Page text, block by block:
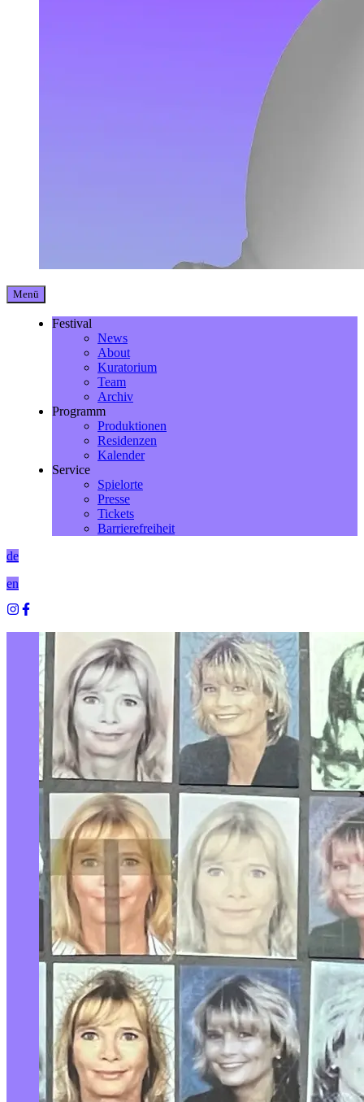
Menü
Festival
News
About
Kuratorium
Team
Archiv
Programm
Produktionen
Residenzen
Kalender
Service
Spielorte
Presse
Tickets
Barrierefreiheit
de
en